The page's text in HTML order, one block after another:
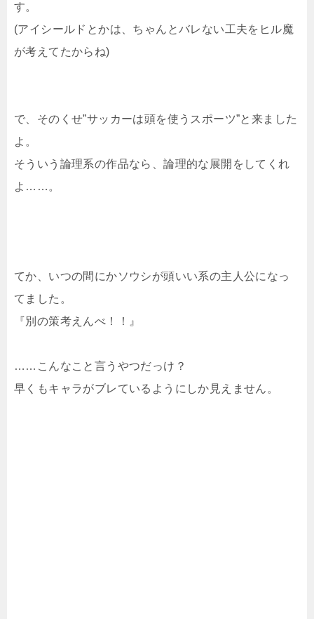
す。
(アイシールドとかは、ちゃんとバレない工夫をヒル魔
が考えてたからね)
で、そのくせ”サッカーは頭を使うスポーツ”と来ました
よ。
そういう論理系の作品なら、論理的な展開をしてくれ
よ……。
てか、いつの間にかソウシが頭いい系の主人公になっ
てました。
『別の策考えんべ！！』
……こんなこと言うやつだっけ？
早くもキャラがブレているようにしか見えません。